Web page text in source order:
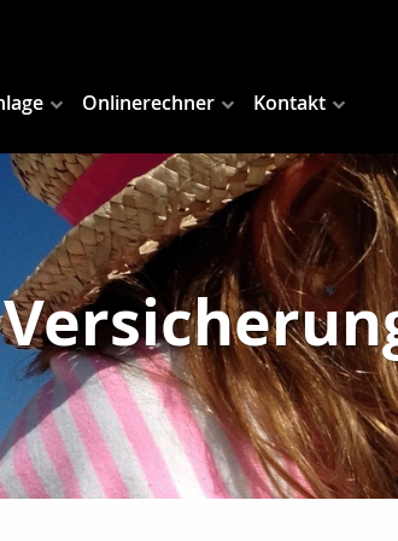
Onlinerechner Kontakt